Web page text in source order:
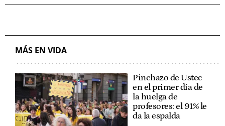
MÁS EN VIDA
Pinchazo de Ustec
en el primer día de
la huelga de
profesores: el 91% le
da la espalda